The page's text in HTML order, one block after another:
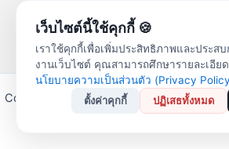
Copyright © 2026 สหกรณ์ออมทรัพย์ครูลำ
Astra WordPress
เว็บไซต์นี้ใช้คุกกี้ 🍪
เราใช้คุกกี้เพื่อเพิ่มประสิทธิภาพและประส
งานเว็บไซต์ คุณสามารถศึกษารายละเอีย
นโยบายความเป็นส่วนตัว (Privacy
ตั้งค่าคุกกี้
ปฏิเสธทั้งหมด